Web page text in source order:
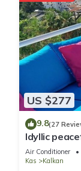
US $277
9.8(27
Idyllic
mature
Air Conditioner
Kas
Kalkan